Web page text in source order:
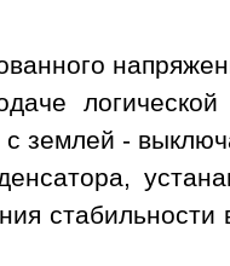
землей -
стабильности